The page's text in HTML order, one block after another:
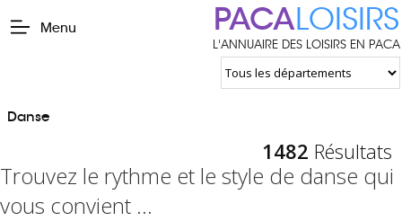
Menu PACALOISIRS
L'ANNUAIRE DES LOISIRS EN PACA
Danse
1482 Résultats
Trouvez le rythme et le style de danse qui
vous convient ...